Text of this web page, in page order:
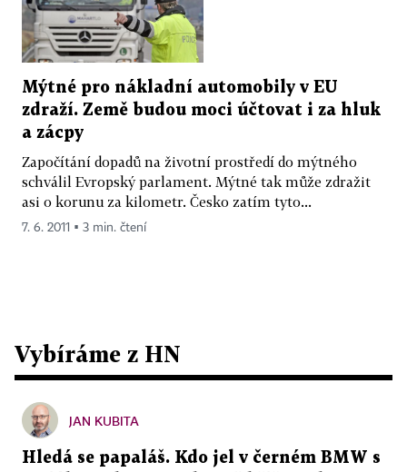
Mýtné pro nákladní automobily v EU
zdraží. Země budou moci účtovat i za hluk
a zácpy
Započítání dopadů na životní prostředí do mýtného
schválil Evropský parlament. Mýtné tak může zdražit
asi o korunu za kilometr. Česko zatím tyto...
7. 6. 2011 ▪ 3 min. čtení
Vybíráme z HN
JAN KUBITA
Hledá se papaláš. Kdo jel v černém BMW s